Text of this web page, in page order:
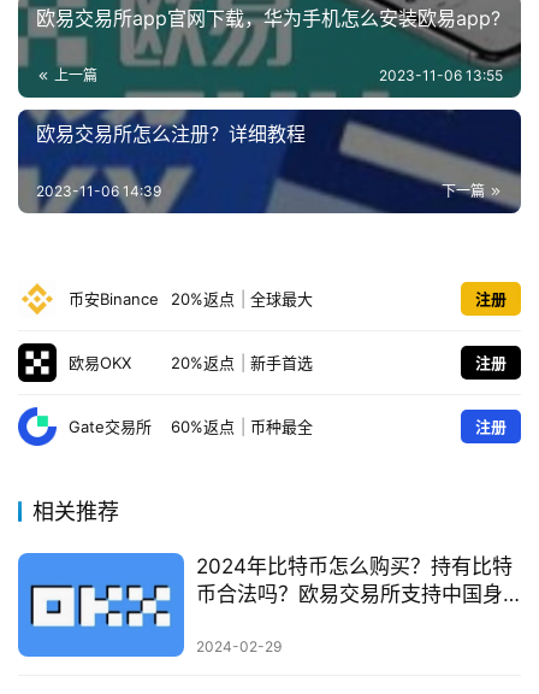
欧易交易所app官网下载，华为手机怎么安装欧易app?
上一篇 2023-11-06 13:55
欧易交易所怎么注册？详细教程
下一篇
2023-11-06 14:39
币安Binance 20%返点 全球最大 注册
欧易OKX 20%返点 新手首选 注册
Gate交易所 60%返点 币种最全 注册
相关推荐
2024年比特币怎么购买？持有比特
币合法吗？欧易交易所支持中国身
2024-02-29